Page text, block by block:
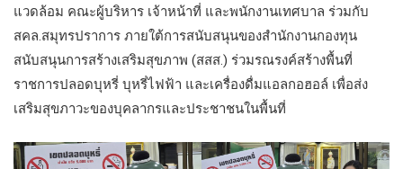
แวดล้อม คณะผู้บริหาร เจ้าหน้าที่ และพนักงานเทศบาล ร่วมกับ
สคล.สมุทรปราการ ภายใต้การสนับสนุนของสำนักงานกองทุน
สนับสนุนการสร้างเสริมสุขภาพ (สสส.) ร่วมรณรงค์สร้างพื้นที่
ราชการปลอดบุหรี่ บุหรี่ไฟฟ้า และเครื่องดื่มแอลกอฮอล์ เพื่อส่ง
เสริมสุขภาวะของบุคลากรและประชาชนในพื้นที่